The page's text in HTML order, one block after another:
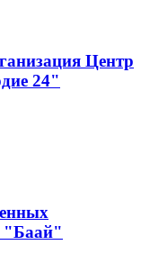
Центр
24"
"Баай"